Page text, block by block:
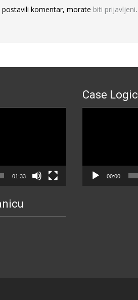
komentar, morate biti prijavljeni.
01:33
Case Logic
00:00